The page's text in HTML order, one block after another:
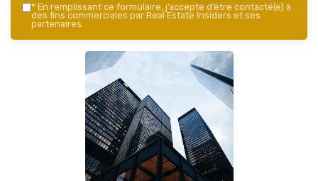
* En remplissant ce formulaire, j’accepte d’être contacté(e) à
des fins commerciales par Real Estate Insiders et ses
partenaires.